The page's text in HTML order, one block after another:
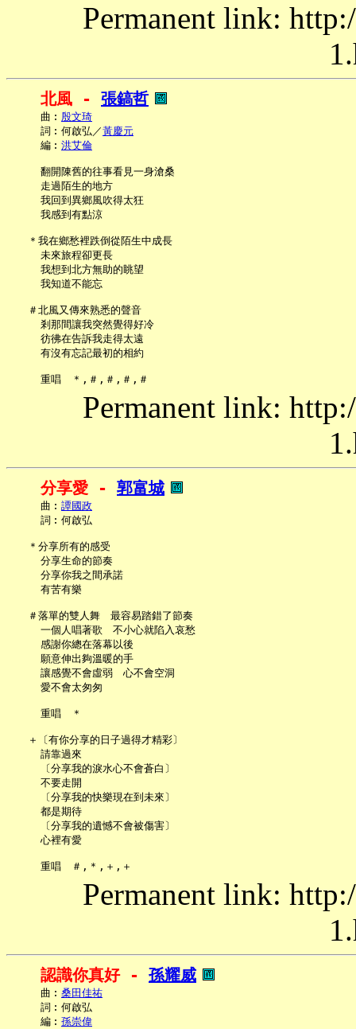
Permanent link:
北風 - 張鎬哲
     曲︰
殷文琦
     詞︰何啟弘／
黃慶元
     編︰
洪艾倫
     翻開陳舊的往事看見一身滄桑
     走過陌生的地方
     我回到異鄉風吹得太狂
     我感到有點涼
   ＊我在鄉愁裡跌倒從陌生中成長
     未來旅程卻更長
     我想到北方無助的眺望
     我知道不能忘
   ＃北風又傳來熟悉的聲音
     剎那間讓我突然覺得好冷
     彷彿在告訴我走得太遠
     有沒有忘記最初的相約
Permanent link:
分享愛 - 郭富城
     曲︰
譚國政
     詞︰何啟弘
   ＊分享所有的感受
     分享生命的節奏
     分享你我之間承諾
     有苦有樂
   ＃落單的雙人舞　最容易踏錯了節奏
     一個人唱著歌　不小心就陷入哀愁
     感謝你總在落幕以後
     願意伸出夠溫暖的手
     讓感覺不會虛弱　心不會空洞
     愛不會太匆匆
     重唱　＊
   ＋〔有你分享的日子過得才精彩〕
     請靠過來
     〔分享我的淚水心不會蒼白〕
     不要走開
     〔分享我的快樂現在到未來〕
     都是期待
     〔分享我的遺憾不會被傷害〕
     心裡有愛
Permanent link:
認識你真好 - 孫耀威
     曲︰
桑田佳祐
     詞︰何啟弘
     編︰
孫崇偉